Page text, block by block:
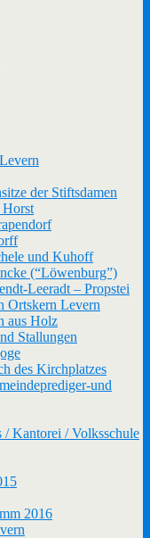
der Stiftsdamen
und Kuhoff
(“Löwenburg”)
Leeradt – Propstei
Ortskern Levern
aus Holz
Stallungen
des Kirchplatzes
und
/ Kantorei / Volksschule
2016